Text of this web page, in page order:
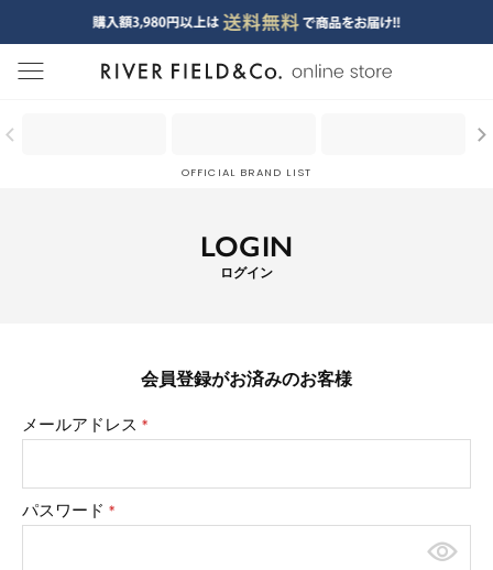
menu
OFFICIAL BRAND LIST
LOGIN
ログイン
会員登録がお済みのお客様
メールアドレス
(必
パスワード
(必